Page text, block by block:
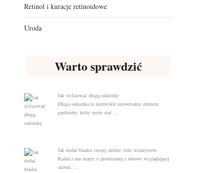
Retinol i kuracje retinoidowe
Uroda
Warto sprawdzić
Jak stylizować długą sukienkę
Długa sukienka to niezwykle uniwersalny element
garderoby, który może stać …
Jak dodać blasku swojej skórze: triki wizażystów
Każda z nas marzy o promiennej i zdrowo wyglądającej
skórze, …